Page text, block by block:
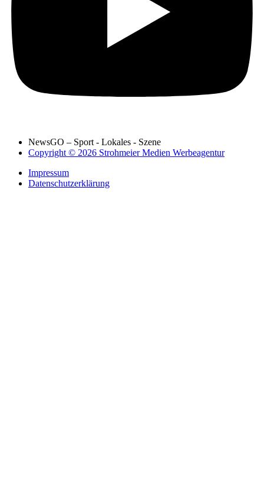
NewsGO – Sport - Lokales - Szene
Copyright © 2026 Strohmeier Medien Werbeagentur
Impressum
Datenschutzerklärung